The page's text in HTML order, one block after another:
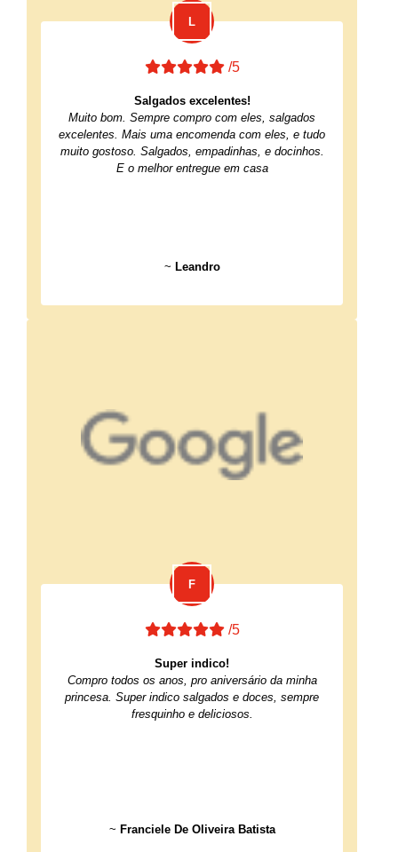
/5
Salgados excelentes!
Muito bom. Sempre compro com eles, salgados
excelentes. Mais uma encomenda com eles, e tudo
muito gostoso. Salgados, empadinhas, e docinhos.
E o melhor entregue em casa
~ Leandro
/5
Super indico!
Compro todos os anos, pro aniversário da minha
princesa. Super indico salgados e doces, sempre
fresquinho e deliciosos.
~ Franciele De Oliveira Batista